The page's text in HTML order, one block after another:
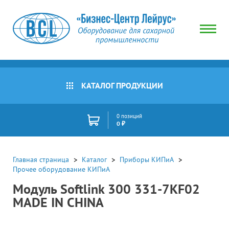
КАТАЛОГ ПРОДУКЦИИ
0 позиций
0 ₽
Главная страница Каталог
Приборы КИПиА
Прочее оборудование КИПиА
Модуль Softlink 300 331-7KF02
MADE IN CHINA